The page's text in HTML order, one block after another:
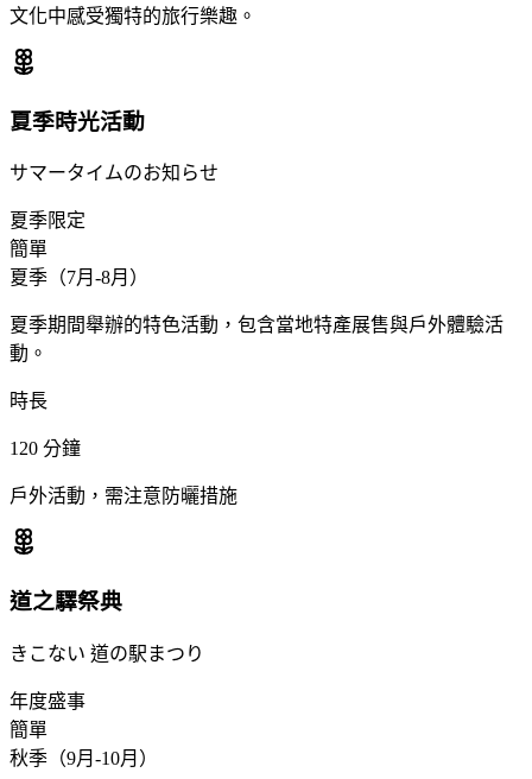
文化中感受獨特的旅行樂趣。
夏季時光活動
サマータイムのお知らせ
夏季限定
簡單
夏季（7月-8月）
夏季期間舉辦的特色活動，包含當地特產展售與戶外體驗活
動。
時長
120 分鐘
戶外活動，需注意防曬措施
道之驛祭典
きこない 道の駅まつり
年度盛事
簡單
秋季（9月-10月）